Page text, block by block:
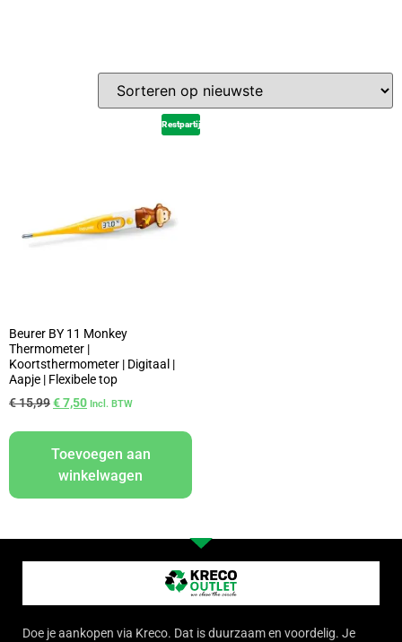
Restpartij
Beurer BY 11 Monkey
Thermometer |
Koortsthermometer | Digitaal |
Aapje | Flexibele top
€15,99€7,50 Incl. BTW
Toevoegen aan
winkelwagen
Doe je aankopen via Kreco. Dat is duurzaam en voordelig. Je